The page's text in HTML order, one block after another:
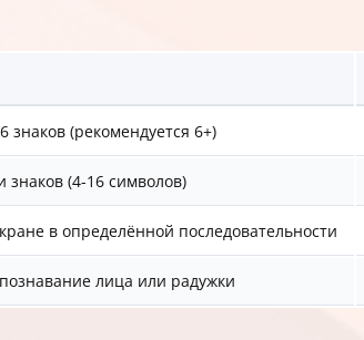
знаков (рекомендуется 6+)
(4-16 символов)
в определённой последовательности
лица или радужки